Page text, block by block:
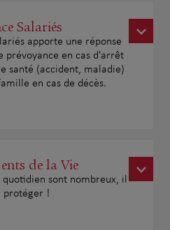
Salariés
apporte une réponse
prévoyance en cas d'arrêt
santé (accident, maladie)
en cas de décès.
de la Vie
quotidien sont nombreux, il
protéger !